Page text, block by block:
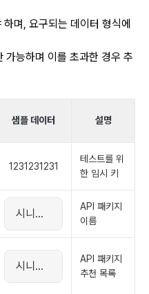
며, 요구되는 데이터 형식에
가능하며 이를 초과한 경우 추
샘플 데이터 설명
1231231231
테스트를 위
한 임시 키
API 패키지
이름
API 패키지
추천 목록